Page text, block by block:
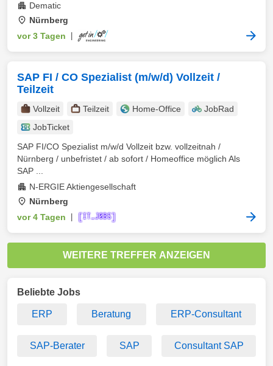
Dematic
Nürnberg
vor 3 Tagen
SAP FI / CO Spezialist (m/w/d) Vollzeit /
Teilzeit
Vollzeit Teilzeit Home-Office
JobRad
JobTicket
SAP FI/CO Spezialist m/w/d Vollzeit bzw. vollzeitnah /
Nürnberg / unbefristet / ab sofort / Homeoffice möglich Als
SAP ...
N-ERGIE Aktiengesellschaft
Nürnberg
vor 4 Tagen
WEITERE TREFFER ANZEIGEN
Beliebte Jobs
ERP Beratung ERP-Consultant
SAP-Berater SAP Consultant SAP